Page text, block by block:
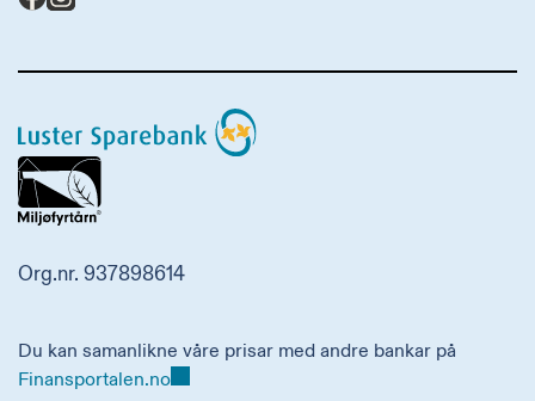
Luster
Sparebank
Org.nr. 937898614
Du kan samanlikne våre prisar med andre bankar på
Finansportalen.no